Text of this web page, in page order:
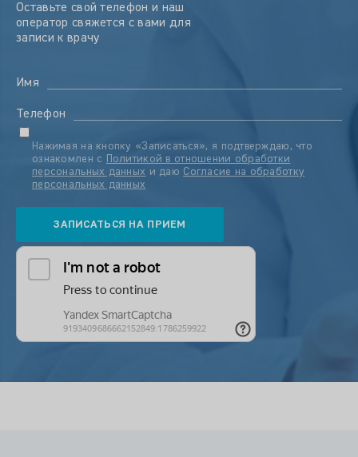
Оставьте свой телефон и наш
оператор свяжется с вами для
записи к врачу
Имя
Телефон
Нажимая на кнопку «Записаться», я подтверждаю, что
ознакомлен с Политикой в отношении обработки
персональных данных и даю Согласие на обработку
персональных данных